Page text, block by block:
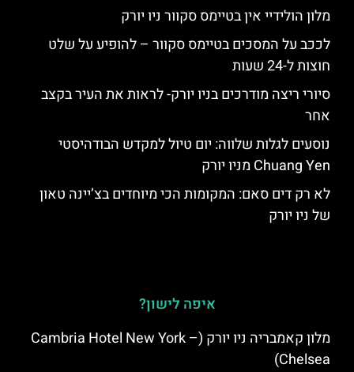
מלון הולידיי אין בטיימס סקוור ניו יורק
לככב על המסכים בטיימס סקוור – להופיע על שלט
חוצות ל-24 שעות
סיורי ריצה מודרכים בניו יורק- לראות את העיר בקצב
אחר
נוסעים לגלות שלווה: יום טיול למקדש הבודהיסטי
Chuang Yen מניו יורק
לא רק דים סאם: המקומות הכי מיוחדים בצ’יינה טאון
של ניו יורק
איפה לישון?
מלון קאמבריה ניו יורק (Cambria Hotel New York –
Chelsea)